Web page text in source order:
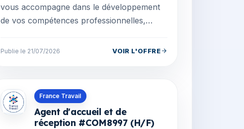
vous accompagne dans le développement
de vos compétences professionnelles,
accompagne vers l'emploi. A l'...
Publie le 21/07/2026 VOIR L'OFFRE
France Travail
Agent d'accueil et de
réception #COM8997 (H/F)
Offres en La Réunion